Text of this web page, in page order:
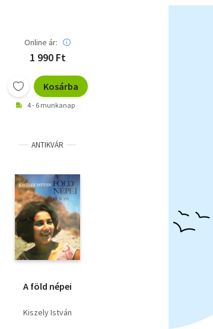
Online ár:
1 990 Ft
Kosárba
4 - 6 munkanap
ANTIKVÁR
A föld népei
Kiszely István